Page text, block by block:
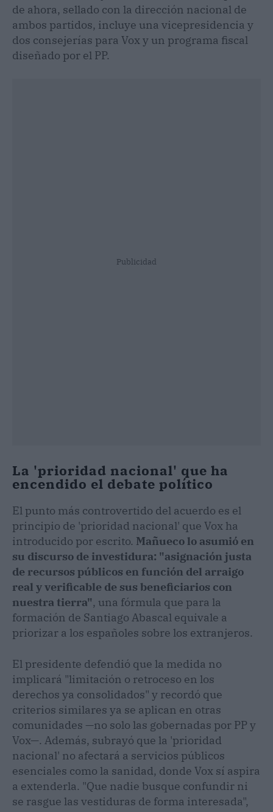
de ahora, sellado con la dirección nacional de
ambos partidos, incluye una vicepresidencia y
dos consejerías para Vox y un programa fiscal
diseñado por el PP.
Publicidad
La 'prioridad nacional' que ha
encendido el debate político
El punto más controvertido del acuerdo es el
principio de 'prioridad nacional' que Vox ha
introducido por escrito. Mañueco lo asumió en
su discurso de investidura: "asignación justa
de recursos públicos en función del arraigo
real y verificable de sus beneficiarios con
nuestra tierra", una fórmula que para la
formación de Santiago Abascal equivale a
priorizar a los españoles sobre los extranjeros.
El presidente defendió que la medida no
implicará "limitación o retroceso en los
derechos ya consolidados" y recordó que
criterios similares ya se aplican en otras
comunidades —no solo las gobernadas por PP y
Vox—. Además, subrayó que la 'prioridad
nacional' no afectará a servicios públicos
esenciales como la sanidad, donde Vox sí aspira
a extenderla. "Que nadie busque confundir ni
se rasgue las vestiduras de forma interesada",